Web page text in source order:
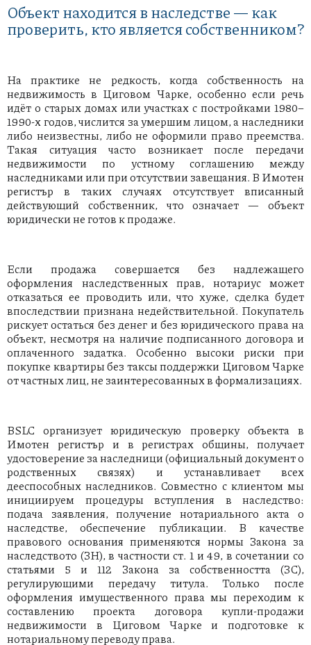
Объект находится в наследстве — как
проверить, кто является собственником?
На практике не редкость, когда собственность на
недвижимость в Циговом Чарке, особенно если речь
идёт о старых домах или участках с постройками 1980–
1990-х годов, числится за умершим лицом, а наследники
либо неизвестны, либо не оформили право преемства.
Такая ситуация часто возникает после передачи
недвижимости по устному соглашению между
наследниками или при отсутствии завещания. В Имотен
регистър в таких случаях отсутствует вписанный
действующий собственник, что означает — объект
юридически не готов к продаже.
Если продажа совершается без надлежащего
оформления наследственных прав, нотариус может
отказаться ее проводить или, что хуже, сделка будет
впоследствии признана недействительной. Покупатель
рискует остаться без денег и без юридического права на
объект, несмотря на наличие подписанного договора и
оплаченного задатка. Особенно высоки риски при
покупке квартиры без таксы поддержки Циговом Чарке
от частных лиц, не заинтересованных в формализациях.
BSLC организует юридическую проверку объекта в
Имотен регистър и в регистрах общины, получает
удостоверение за наследници (официальный документ о
родственных связях) и устанавливает всех
дееспособных наследников. Совместно с клиентом мы
инициируем процедуры вступления в наследство:
подача заявления, получение нотариального акта о
наследстве, обеспечение публикации. В качестве
правового основания применяются нормы Закона за
наследството (ЗН), в частности ст. 1 и 49, в сочетании со
статьями 5 и 112 Закона за собственността (ЗС),
регулирующими передачу титула. Только после
оформления имущественного права мы переходим к
составлению проекта договора купли-продажи
недвижимости в Циговом Чарке и подготовке к
нотариальному переводу права.